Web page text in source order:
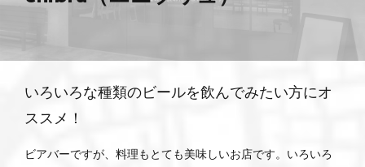
いろいろな種類のビールを飲んでみたい方にオ
ススメ！
ビアバーですが、料理もとても美味しいお店です。いろいろ